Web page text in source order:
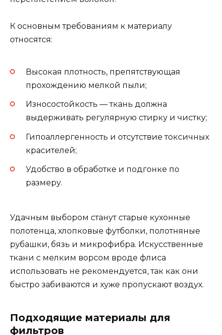
К основным требованиям к материалу
относятся:
Высокая плотность, препятствующая
прохождению мелкой пыли;
Износостойкость — ткань должна
выдерживать регулярную стирку и чистку;
Гипоаллергенность и отсутствие токсичных
красителей;
Удобство в обработке и подгонке по
размеру.
Удачным выбором станут старые кухонные
полотенца, хлопковые футболки, полотняные
рубашки, бязь и микрофибра. Искусственные
ткани с мелким ворсом вроде флиса
использовать не рекомендуется, так как они
быстро забиваются и хуже пропускают воздух.
Подходящие материалы для
фильтров